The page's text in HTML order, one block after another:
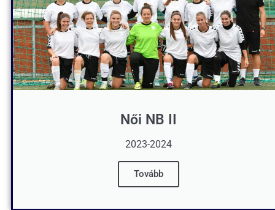
Női NB II
2023-2024
Tovább